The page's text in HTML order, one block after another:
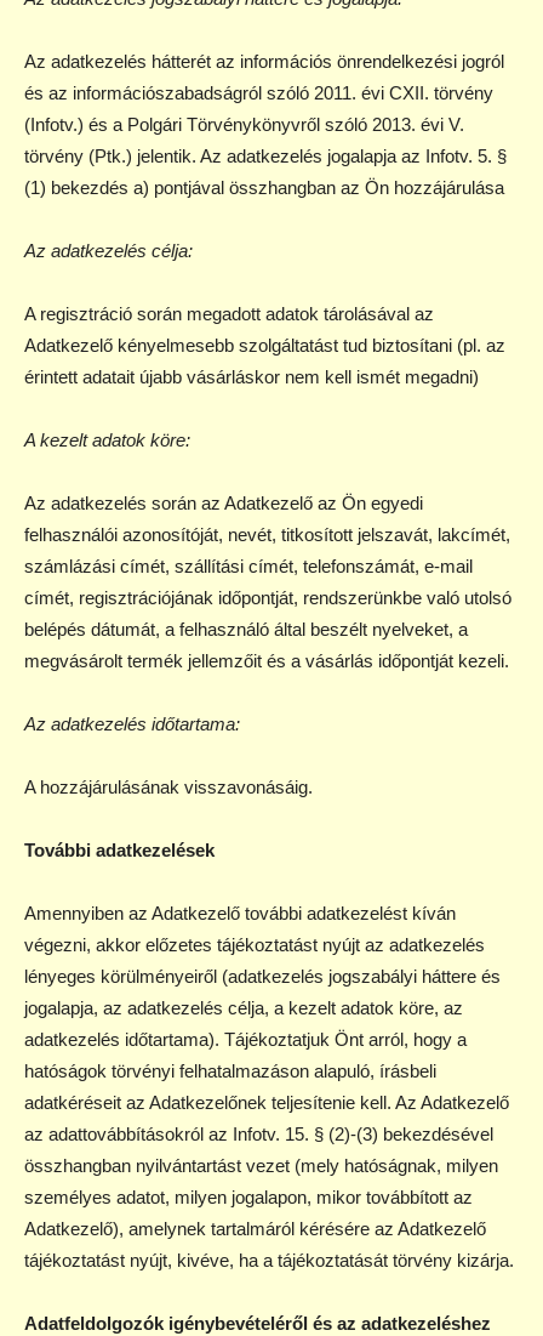
Az adatkezelés hátterét az információs önrendelkezési jogról
és az információszabadságról szóló 2011. évi CXII. törvény
(Infotv.) és a Polgári Törvénykönyvről szóló 2013. évi V.
törvény (Ptk.) jelentik. Az adatkezelés jogalapja az Infotv. 5. §
(1) bekezdés a) pontjával összhangban az Ön hozzájárulása
Az adatkezelés célja:
A regisztráció során megadott adatok tárolásával az
Adatkezelő kényelmesebb szolgáltatást tud biztosítani (pl. az
érintett adatait újabb vásárláskor nem kell ismét megadni)
A kezelt adatok köre:
Az adatkezelés során az Adatkezelő az Ön egyedi
felhasználói azonosítóját, nevét, titkosított jelszavát, lakcímét,
számlázási címét, szállítási címét, telefonszámát, e-mail
címét, regisztrációjának időpontját, rendszerünkbe való utolsó
belépés dátumát, a felhasználó által beszélt nyelveket, a
megvásárolt termék jellemzőit és a vásárlás időpontját kezeli.
Az adatkezelés időtartama:
A hozzájárulásának visszavonásáig.
További adatkezelések
Amennyiben az Adatkezelő további adatkezelést kíván
végezni, akkor előzetes tájékoztatást nyújt az adatkezelés
lényeges körülményeiről (adatkezelés jogszabályi háttere és
jogalapja, az adatkezelés célja, a kezelt adatok köre, az
adatkezelés időtartama). Tájékoztatjuk Önt arról, hogy a
hatóságok törvényi felhatalmazáson alapuló, írásbeli
adatkéréseit az Adatkezelőnek teljesítenie kell. Az Adatkezelő
az adattovábbításokról az Infotv. 15. § (2)-(3) bekezdésével
összhangban nyilvántartást vezet (mely hatóságnak, milyen
személyes adatot, milyen jogalapon, mikor továbbított az
Adatkezelő), amelynek tartalmáról kérésére az Adatkezelő
tájékoztatást nyújt, kivéve, ha a tájékoztatását törvény kizárja.
Adatfeldolgozók igénybevételéről és az adatkezeléshez